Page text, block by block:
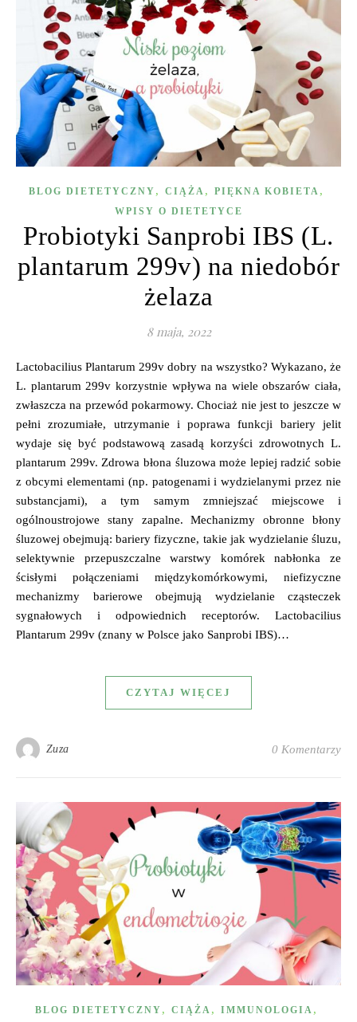
BLOG DIETETYCZNY , CIĄŻA , PIĘKNA KOBIETA ,
WPISY O DIETETYCE
Probiotyki Sanprobi IBS (L.
plantarum 299v) na niedobór
żelaza
8 maja, 2022
Lactobacilius Plantarum 299v dobry na wszystko? Wykazano, że
L. plantarum 299v korzystnie wpływa na wiele obszarów ciała,
zwłaszcza na przewód pokarmowy. Chociaż nie jest to jeszcze w
pełni zrozumiałe, utrzymanie i poprawa funkcji bariery jelit
wydaje się być podstawową zasadą korzyści zdrowotnych L.
plantarum 299v. Zdrowa błona śluzowa może lepiej radzić sobie
z obcymi elementami (np. patogenami i wydzielanymi przez nie
substancjami), a tym samym zmniejszać miejscowe i
ogólnoustrojowe stany zapalne. Mechanizmy obronne błony
śluzowej obejmują: bariery fizyczne, takie jak wydzielanie śluzu,
selektywnie przepuszczalne warstwy komórek nabłonka ze
ścisłymi połączeniami międzykomórkowymi, niefizyczne
mechanizmy barierowe obejmują wydzielanie cząsteczek
sygnałowych i odpowiednich receptorów. Lactobacilius
Plantarum 299v (znany w Polsce jako Sanprobi IBS)…
CZYTAJ WIĘCEJ
Zuza 0 Komentarzy
BLOG DIETETYCZNY , CIĄŻA , IMMUNOLOGIA ,